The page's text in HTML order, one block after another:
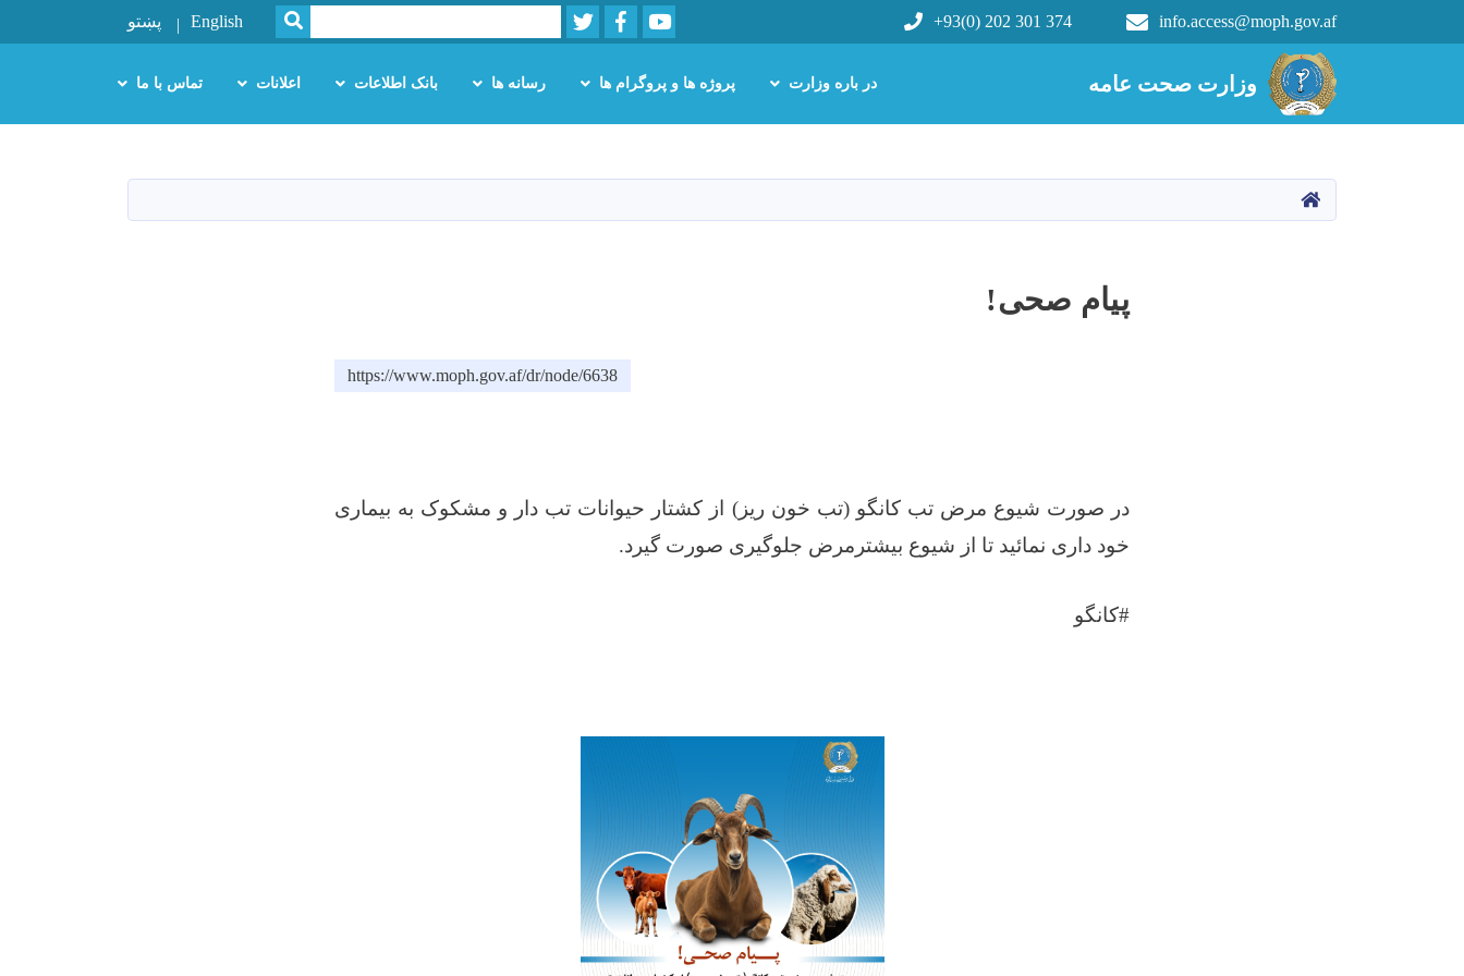
content
وزارت صحت عامه
info.access@moph.gov.af
+93(0) 202 301 374
Youtube
Facebook
Twitter
Search
SEARCH
English پښتو
Main navigation
وزارت صحت عامه در باره وزارت پروژه ها و پروگرام ها رسانه ها بانک اطلاعات اعلانات تماس با ما
HOME
پیام صحی!
https://www.moph.gov.af/dr/node/6638
در صورت شیوع مرض تب کانگو (تب خون ریز) از کشتار حیوانات تب دار و مشکوک به بیماری
خود داری نمائید تا از شیوع بیشترمرض جلوگیری صورت گیرد.
#کانگو